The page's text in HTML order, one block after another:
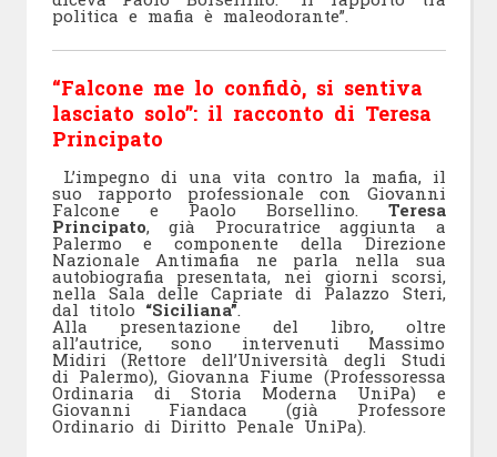
politica e mafia è maleodorante”.
“Falcone me lo confidò, si sentiva
lasciato solo”: il racconto di Teresa
Principato
L’impegno di una vita contro la mafia, il
suo rapporto professionale con Giovanni
Falcone e Paolo Borsellino. Teresa
Principato, già Procuratrice aggiunta a
Palermo e componente della Direzione
Nazionale Antimafia ne parla nella sua
autobiografia presentata, nei giorni scorsi,
nella Sala delle Capriate di Palazzo Steri,
dal titolo “Siciliana”.
Alla presentazione del libro, oltre
all’autrice, sono intervenuti Massimo
Midiri (Rettore dell’Università degli Studi
di Palermo), Giovanna Fiume (Professoressa
Ordinaria di Storia Moderna UniPa) e
Giovanni Fiandaca (già Professore
Ordinario di Diritto Penale UniPa).